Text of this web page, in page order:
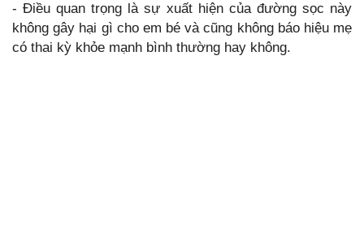
- Điều quan trọng là sự xuất hiện của đường sọc này
không gây hại gì cho em bé và cũng không báo hiệu mẹ
có thai kỳ khỏe mạnh bình thường hay không.